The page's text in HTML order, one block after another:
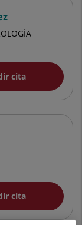
cita
cita